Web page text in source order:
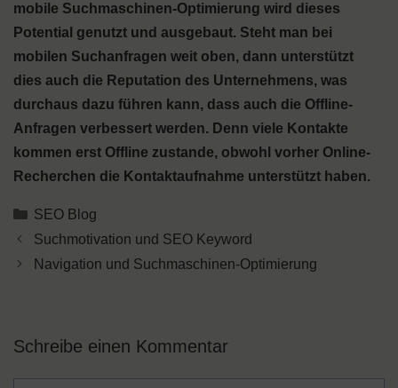
mobile Suchmaschinen-Optimierung wird dieses
Potential genutzt und ausgebaut. Steht man bei
mobilen Suchanfragen weit oben, dann unterstützt
dies auch die Reputation des Unternehmens, was
durchaus dazu führen kann, dass auch die Offline-
Anfragen verbessert werden. Denn viele Kontakte
kommen erst Offline zustande, obwohl vorher Online-
Recherchen die Kontaktaufnahme unterstützt haben.
Kategorien
SEO Blog
Suchmotivation und SEO Keyword
Navigation und Suchmaschinen-Optimierung
Schreibe einen Kommentar